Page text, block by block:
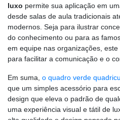
luxo permite sua aplicação em
desde salas de aula tradicionais
modernos. Seja para ilustrar
do conhecimento ou para as
em equipe nas organizações,
para facilitar a comunicação e o
Em suma, o quadro verde
que um simples acessório para
design que eleva o padrão de
uma experiência visual e tátil de